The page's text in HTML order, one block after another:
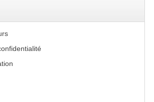
Casques Stéréo
, Limiteurs , Noise Gate